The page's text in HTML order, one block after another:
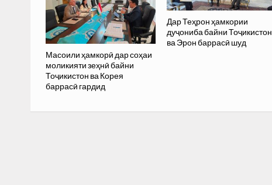
Масоили ҳамкорӣ дар соҳаи
моликияти зеҳнӣ байни
Тоҷикистон ва Корея
баррасӣ гардид
Дар Теҳрон ҳамкории
дуҷониба байни Тоҷикистон
ва Эрон баррасӣ шуд